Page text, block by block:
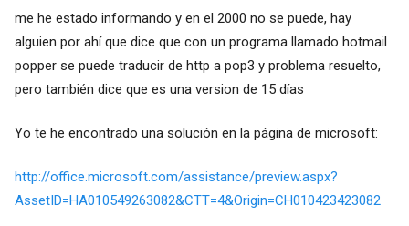
me he estado informando y en el 2000 no se puede, hay
alguien por ahí que dice que con un programa llamado hotmail
popper se puede traducir de http a pop3 y problema resuelto,
pero también dice que es una version de 15 días
Yo te he encontrado una solución en la página de microsoft:
http://office.microsoft.com/assistance/preview.aspx?
AssetID=HA010549263082&CTT=4&Origin=CH010423423082